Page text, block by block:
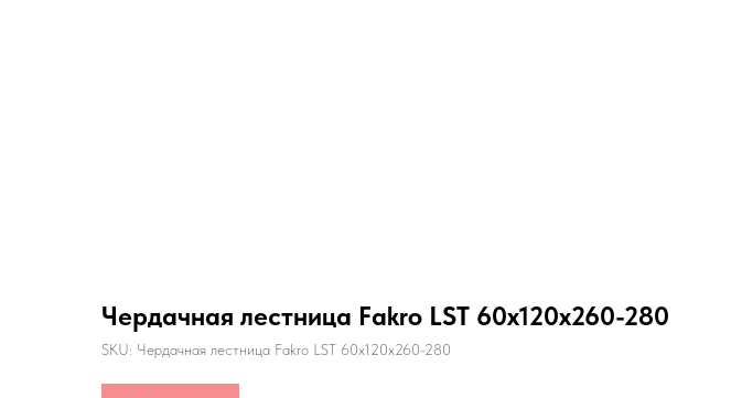
Чердачная лестница Fakro LST 60x120x260-280
SKU: Чердачная лестница Fakro LST 60x120x260-280